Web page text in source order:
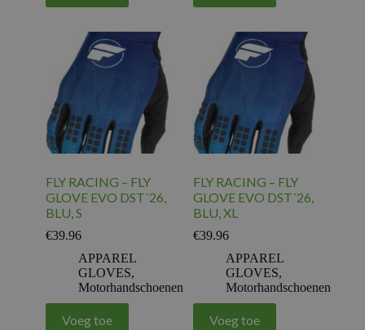
FLY RACING – FLY
GLOVE EVO DST´26,
BLU, S
€39.96
APPAREL
GLOVES,
Motorhandschoenen
Voeg toe
FLY RACING – FLY
GLOVE EVO DST´26,
BLU, XL
€39.96
APPAREL
GLOVES,
Motorhandschoenen
Voeg toe